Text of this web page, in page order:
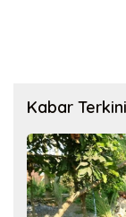
Kabar Terkini